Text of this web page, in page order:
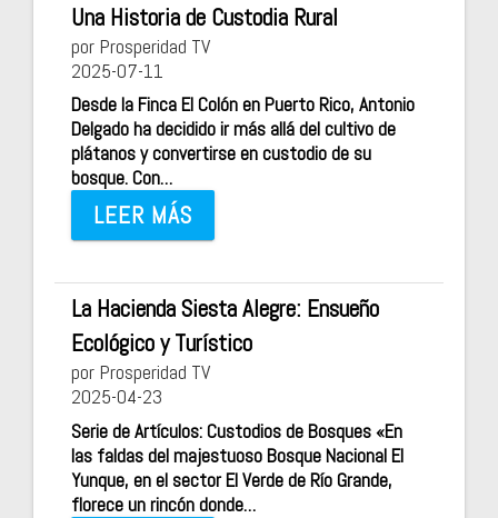
Una Historia de Custodia Rural
por Prosperidad TV
2025-07-11
Desde la Finca El Colón en Puerto Rico, Antonio
Delgado ha decidido ir más allá del cultivo de
plátanos y convertirse en custodio de su
bosque. Con…
LEER MÁS
La Hacienda Siesta Alegre: Ensueño
Ecológico y Turístico
por Prosperidad TV
2025-04-23
Serie de Artículos: Custodios de Bosques «En
las faldas del majestuoso Bosque Nacional El
Yunque, en el sector El Verde de Río Grande,
florece un rincón donde…